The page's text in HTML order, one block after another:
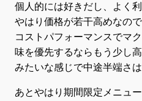
個人的には好きだし、よく
やはり価格が若干高めなので
コストパフォーマンスでマク
味を優先するならもう少し高
みたいな感じで中途半端さは
あとやはり期間限定メニュ